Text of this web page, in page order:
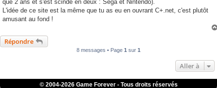
que 2 ans et s'est scindé en deux : Sega et Nintendo).
L'idée de ce site est la même que tu as eu en ouvrant C+.net, c'est plutôt
amusant au fond !
Répondre
8 messages • Page 1 sur 1
Aller à
© 2004-2026 Game Forever - Tous droits réservés